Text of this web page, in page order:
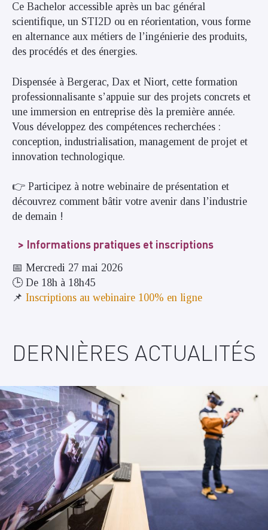
Ce Bachelor accessible après un bac général
scientifique, un STI2D ou en réorientation, vous forme
en alternance aux métiers de l’ingénierie des produits,
des procédés et des énergies.
Dispensée à Bergerac, Dax et Niort, cette formation
professionnalisante s’appuie sur des projets concrets et
une immersion en entreprise dès la première année.
Vous développez des compétences recherchées :
conception, industrialisation, management de projet et
innovation technologique.
👉 Participez à notre webinaire de présentation et
découvrez comment bâtir votre avenir dans l’industrie
de demain !
Informations pratiques et inscriptions
📅 Mercredi 27 mai 2026
🕒 De 18h à 18h45
📌 Inscriptions au webinaire 100% en ligne
DERNIÈRES ACTUALITÉS